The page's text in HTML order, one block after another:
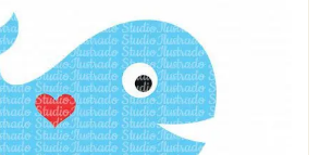
escolhidas
na
página
do
produto